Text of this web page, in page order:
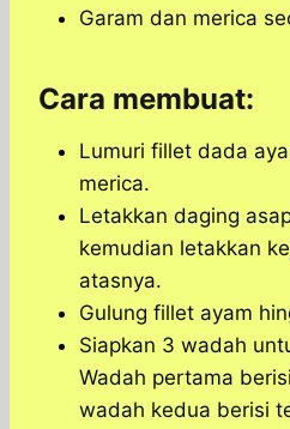
Garam dan merica
Cara membuat:
Lumuri fillet dada
merica.
Letakkan daging
kemudian letakkan
atasnya.
Gulung fillet ayam
Siapkan 3 wadah
Wadah pertama
wadah kedua berisi